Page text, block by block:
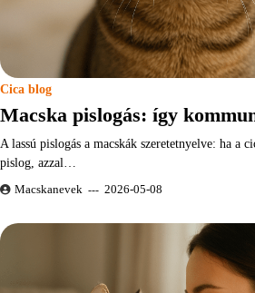
Cica blog
Macska pislogás: így
A lassú pislogás a macskák szeretetnyelve: ha a
pislog, azzal…
Macskanevek 2026-05-08